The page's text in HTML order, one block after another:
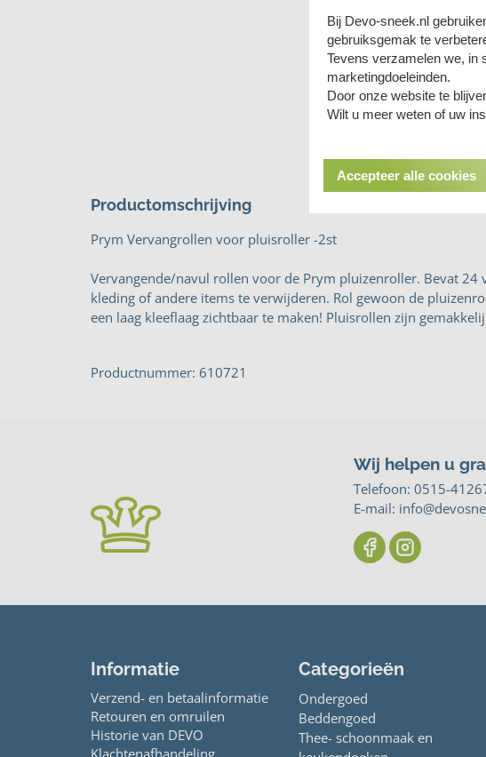
Productomschrijving
Prym Vervangrollen voor pluisroller -2st
Vervangende/navul rollen voor de Prym pluizenroller. Bevat
kleding of andere items te verwijderen. Rol gewoon de
een laag kleeflaag zichtbaar te maken! Pluisrollen zijn
Productnummer: 610721
Wij helpen u
Telefoon:0515-
E-mail:
Categorieën
Ondergoed
Beddengoed
Thee- schoonmaak en
Informatie
Verzend- en betaalinformatie
Retouren en omruilen
Historie van DEVO
Klachtenafhandeling
Bij Devo-sneek.nl
gebruiksgemak te
Tevens verzamelen we, in
marketingdoeleinden.
Door onze website te
Wilt u meer weten of uw
Accepteer alle cookies